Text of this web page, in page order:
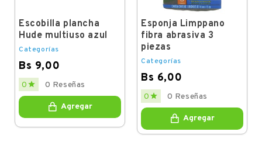
Escobilla plancha
Hude multiuso azul
Categorías
Bs 9,00
Price
0  0 Reseñas
Agregar
Esponja Limppano
fibra abrasiva 3
piezas
Categorías
Bs 6,00
Price
0  0 Reseñas
Agregar